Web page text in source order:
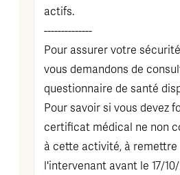
actifs.
--------------
Pour assurer votre
vous demandons de
questionnaire de santé
Pour savoir si vous devez
certificat médical ne non
à cette activité, à remettre
l'intervenant avant le 17/